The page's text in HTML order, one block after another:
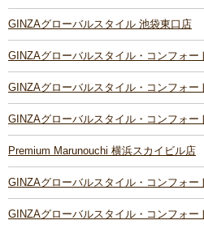
GINZAグローバルスタイル 池袋東口店
GINZAグローバルスタイル・コンフォー
GINZAグローバルスタイル・コンフォー
GINZAグローバルスタイル・コンフォー
Premium Marunouchi 横浜スカイビル店
GINZAグローバルスタイル・コンフォー
GINZAグローバルスタイル・コンフォー